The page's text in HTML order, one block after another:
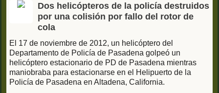
Dos helicópteros de la policía destruidos
por una colisión por fallo del rotor de
cola
El 17 de noviembre de 2012, un helicóptero del
Departamento de Policía de Pasadena golpeó un
helicóptero estacionario de PD de Pasadena mientras
maniobraba para estacionarse en el Helipuerto de la
Policía de Pasadena en Altadena, California.